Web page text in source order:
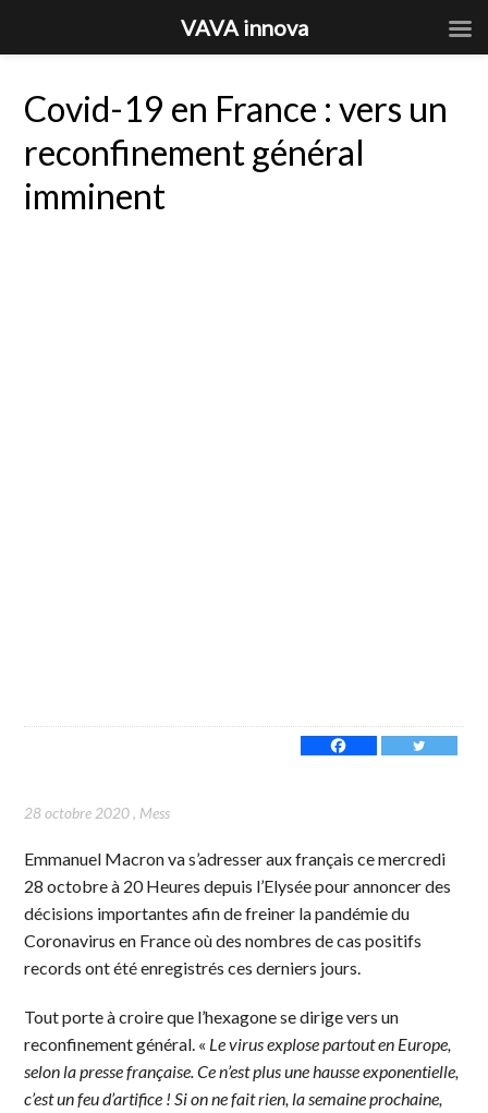
Covid-19 en France : vers un
reconfinement général
imminent
28 octobre 2020, Mess
Emmanuel Macron va s’adresser aux français ce mercredi
28 octobre à 20 Heures depuis l’Elysée pour annoncer des
décisions importantes afin de freiner la pandémie du
Coronavirus en France où des nombres de cas positifs
records ont été enregistrés ces derniers jours.
Tout porte à croire que l’hexagone se dirige vers un
reconfinement général. « Le virus explose partout en Europe,
selon la presse française. Ce n’est plus une hausse exponentielle,
c’est un feu d’artifice ! Si on ne fait rien, la semaine prochaine,
VAVA innova